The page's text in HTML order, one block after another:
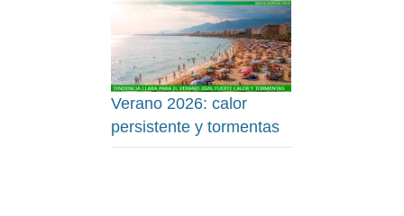
Verano 2026: calor
persistente y tormentas